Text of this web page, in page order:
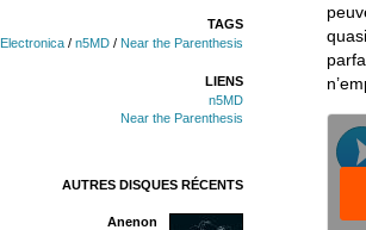
TAGS
Electronica / n5MD / Near the Parenthesis
LIENS
n5MD
Near the Parenthesis
AUTRES DISQUES RÉCENTS
Anenon